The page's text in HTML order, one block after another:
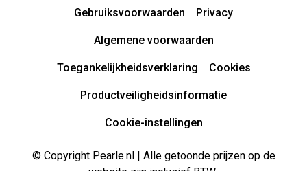
Gebruiksvoorwaarden Privacy
Algemene voorwaarden
Toegankelijkheidsverklaring Cookies
Productveiligheidsinformatie
Cookie-instellingen
© Copyright Pearle.nl | Alle getoonde prijzen op de